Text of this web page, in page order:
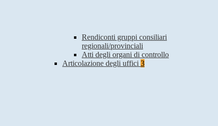
Rendiconti gruppi consiliari
regionali/provinciali
Atti degli organi di controllo
Articolazione degli uffici 3